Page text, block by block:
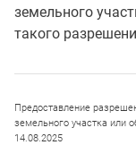
земельного
такого
Предоставление
земельного участка или
14.08.2025